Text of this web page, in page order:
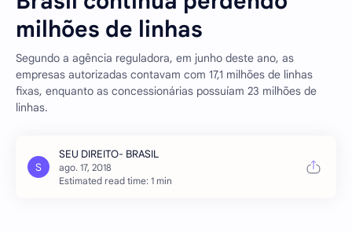
milhões de linhas
Segundo a agência reguladora, em junho deste ano, as
empresas autorizadas contavam com 17,1 milhões de linhas
fixas, enquanto as concessionárias possuíam 23 milhões de
linhas.
Estimated read time: 1 min